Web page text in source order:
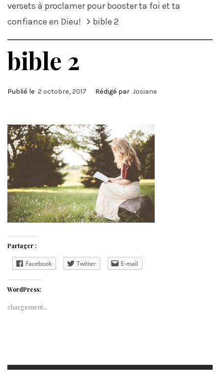
versets à proclamer pour booster ta foi et ta
confiance en Dieu!
bible 2
bible 2
Publié le 2 octobre, 2017 Rédigé par Josiane
Partager :
Facebook Twitter E-mail
WordPress:
chargement…